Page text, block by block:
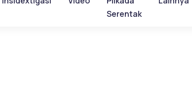
Serentak